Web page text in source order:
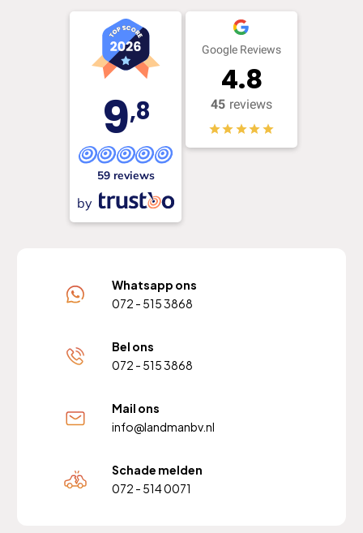
9,8
59 reviews
by
Google Reviews
4.8
45 reviews
Whatsapp ons
072 - 515 3868
Bel ons
072 - 515 3868
Mail ons
info@landmanbv.nl
Schade melden
072 - 514 0071